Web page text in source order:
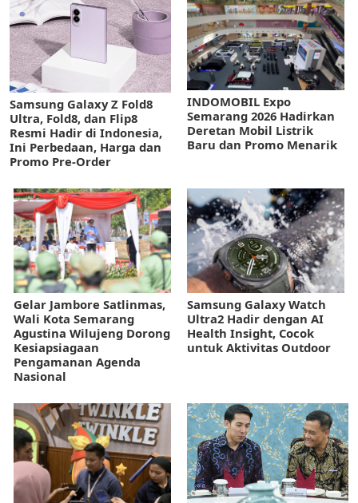
Samsung Galaxy Z Fold8
Ultra, Fold8, dan Flip8
Resmi Hadir di Indonesia,
Ini Perbedaan, Harga dan
Promo Pre-Order
INDOMOBIL Expo
Semarang 2026 Hadirkan
Deretan Mobil Listrik
Baru dan Promo Menarik
Gelar Jambore Satlinmas,
Wali Kota Semarang
Agustina Wilujeng Dorong
Kesiapsiagaan
Pengamanan Agenda
Nasional
Samsung Galaxy Watch
Ultra2 Hadir dengan AI
Health Insight, Cocok
untuk Aktivitas Outdoor